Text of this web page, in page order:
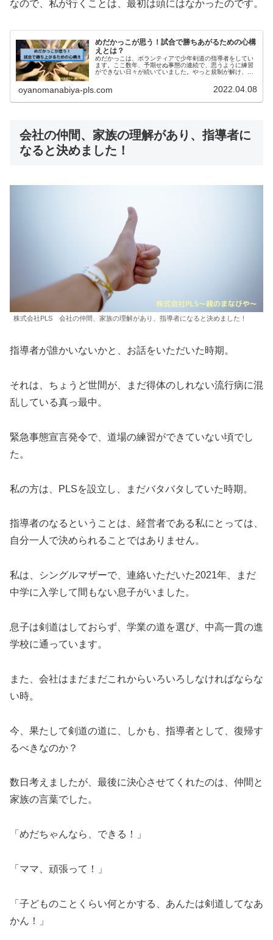
なので、私が行くことは、最初は頭にはなかったのです。
めだかっこが思う！試合で勝ちあがるための心構
えとは？
めだかっこは、ボランティアで少年剣道の指導者をしてい
ます。ここ数年、予期せぬ事態の連続で、思うように練習
ができない日々が続いていました。やっと規制が解け、新
今回は、めだかっこが思う試合で勝ちあがる心構えについ
て書いてみたいと思います。
oyanomanabiya-pls.com 2022.04.08
会社の仲間、家族の理解があり、指導者に
なると決めました！
株式会社PLS 会社の仲間、家族の理解があり、指導者になると決めました！
指導者が誰かいないかと、お話をいただいた時期。
それは、ちょうど世間が、まだ得体のしれない流行病に混
乱している真っ最中。
緊急事態宣言発令で、道場の練習ができていない頃でし
た。
私の方は、PLSを設立し、まだバタバタしていた時期。
指導者のなるということは、経営者である私にとっては、
自分一人で決められることではありません。
私は、シングルマザーで、連絡いただいた2021年、まだ
中学に入学して間もない息子がいました。
息子は剣道はしておらず、学業の道を選び、中高一貫の進
学校に通っています。
また、会社はまだまだこれからいろいろしなければならな
い時。
今、果たして剣道の道に、しかも、指導者として、復帰す
るべきなのか？
数日考えましたが、最後に決心させてくれたのは、仲間と
家族の言葉でした。
「めだちゃんなら、できる！」
「ママ、頑張って！」
「子どものことくらい何とかする、あんたは剣道してなあ
かん！」